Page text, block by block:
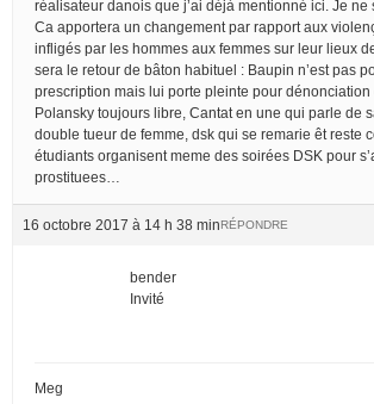
réalisateur danois que j’ai déjà mentionné ici. Je ne
Ca apportera un changement par rapport aux
infligés par les hommes aux femmes sur leur lieux
sera le retour de bâton habituel : Baupin n’est pas
prescription mais lui porte pleinte pour dénonciation
Polansky toujours libre, Cantat en une qui parle de
double tueur de femme, dsk qui se remarie êt reste
étudiants organisent meme des soirées DSK pour
prostituees…
16 octobre 2017 à 14 h 38 minRÉPONDRE
bender
Invité
Meg